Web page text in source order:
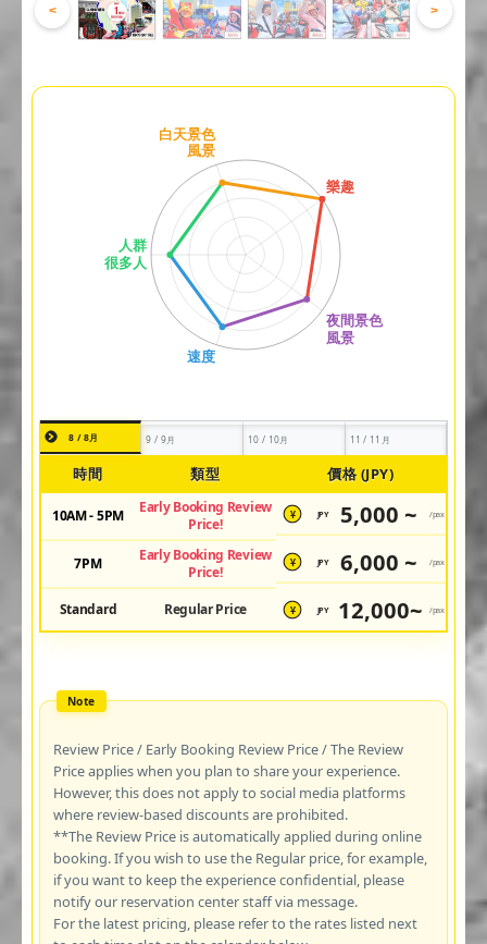
< >
8 / 8月 9 / 9月 10 / 10月 11 / 11月
時間 類型 價格 (JPY)
10AM - 5PM
Early Booking Review
Price!
¥ JPY 5,000 ~ /pax
7PM
Early Booking Review
Price!
¥ JPY 6,000 ~ /pax
Standard Regular Price ¥ JPY 12,000~ /pax
Review Price / Early Booking Review Price / The Review
Price applies when you plan to share your experience.
However, this does not apply to social media platforms
where review-based discounts are prohibited.
**The Review Price is automatically applied during online
booking. If you wish to use the Regular price, for example,
if you want to keep the experience confidential, please
notify our reservation center staff via message.
For the latest pricing, please refer to the rates listed next